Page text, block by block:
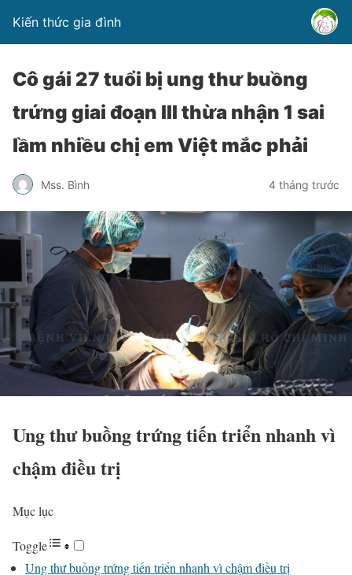
Kiến thức gia đình
Cô gái 27 tuổi bị ung thư buồng
trứng giai đoạn III thừa nhận 1 sai
lầm nhiều chị em Việt mắc phải
Mss. Bình 4 tháng trước
Ung thư buồng trứng tiến triển nhanh vì
chậm điều trị
Mục lục
Toggle
Ung thư buồng trứng tiến triển nhanh vì chậm điều trị